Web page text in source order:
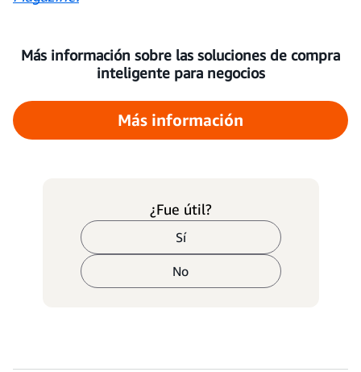
Más información sobre las soluciones de compra
inteligente para negocios
Más información
¿Fue útil?
Sí
No